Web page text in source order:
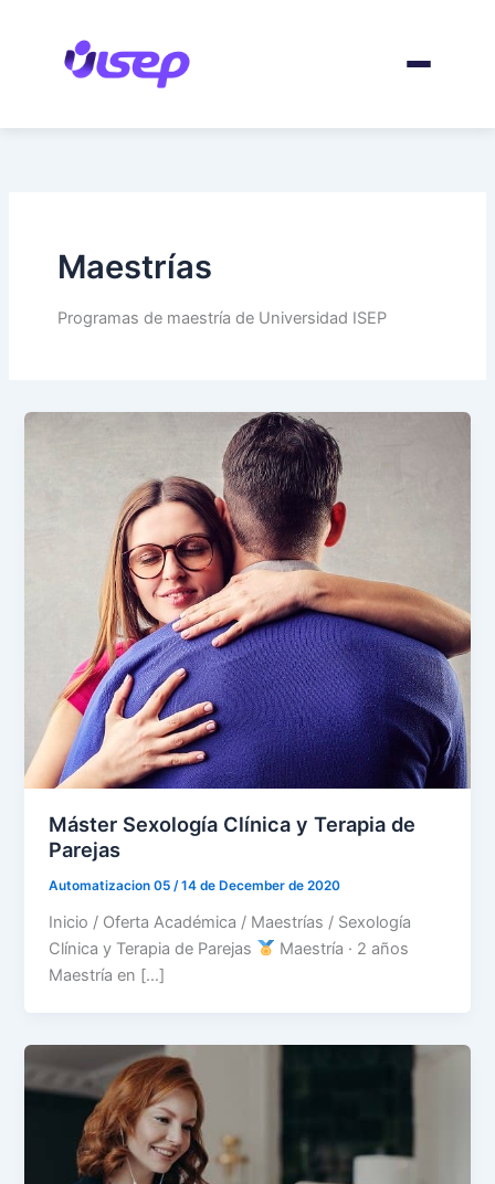
contenido
Maestrías
Programas de maestría de Universidad ISEP
Máster Sexología Clínica y Terapia de
Parejas
Automatizacion 05/14 de December de 2020
Inicio / Oferta Académica / Maestrías / Sexología
Clínica y Terapia de Parejas
Maestría · 2 años
Maestría en […]